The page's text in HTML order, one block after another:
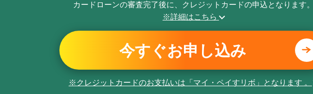
カードローンの審査完了後に、 クレジットカードの申込となります。
※詳細はこちら
今すぐお申し込み
※クレジットカードのお支払いは 「マイ・ペイすリボ」となります 。